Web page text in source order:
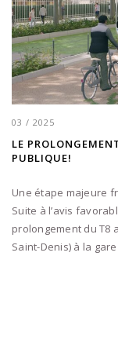
03 / 2025
LE
PUBLIQUE!
Une étape majeure
Suite à l’avis
prolongement du T8
Saint-Denis) à la